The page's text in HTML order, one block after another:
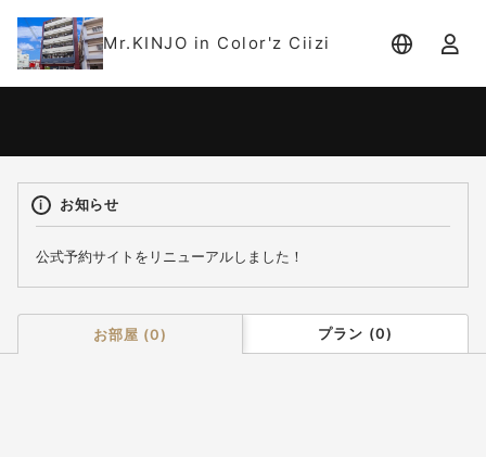
Mr.KINJO in Color'z Ciizi
お知らせ
公式予約サイトをリニューアルしました！
お部屋 (0) プラン (0)